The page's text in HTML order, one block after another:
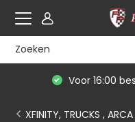
Voor 16:00
XFINITY, TRUCKS ,